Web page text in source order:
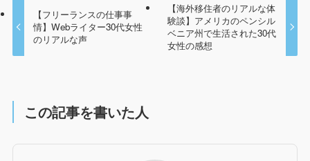
【フリーランスの仕事事
情】Webライター30代女性
のリアルな声
【海外移住者のリアルな体
験談】アメリカのペンシル
ベニア州で生活された30代
女性の感想
この記事を書いた人